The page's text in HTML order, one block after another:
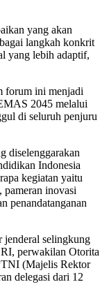
yang akan
langkah konkrit
yang lebih adaptif,
forum ini menjadi
2045 melalui
di seluruh penjuru
diselenggarakan
Indonesia
kegiatan yaitu
inovasi
penandatanganan
jenderal selingkung
perwakilan Otorita
(Majelis Rektor
delegasi dari 12